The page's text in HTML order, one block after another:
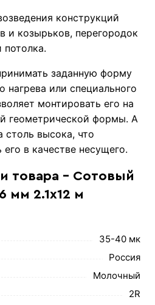
конструкций
и козырьков, перегородок
потолка.
заданную форму
нагрева или специального
монтировать его на
геометрической формы. А
столь высока, что
в качестве несущего.
товара - Сотовый
мм 2.1х12 м
35-40 мк
Россия
Молочный
2R